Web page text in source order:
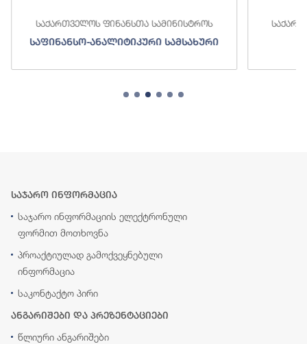
საქართველოს ფინანსთა სამინისტროს
საფინანსო-ანალიტიკური სამსახური
საჯარო ინფორმაცია
საჯარო ინფორმაციის ელექტრონული
ფორმით მოთხოვნა
პროაქტიულად გამოქვეყნებული
ინფორმაცია
საკონტაქტო პირი
ანგარიშები და პრეზენტაციები
წლიური ანგარიშები